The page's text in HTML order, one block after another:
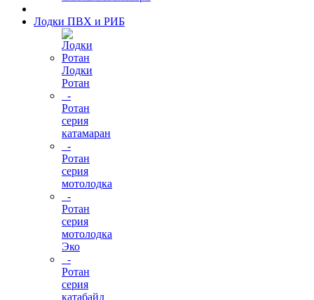
Лодки ПВХ и РИБ
Лодки
Ротан
-
Ротан
серия
катамаран
-
Ротан
серия
мотолодка
-
Ротан
серия
мотолодка
Эко
-
Ротан
серия
катабайд